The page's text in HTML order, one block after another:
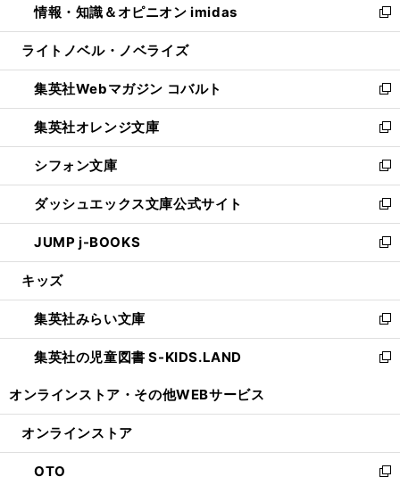
く
で
開
ド
ウ
開
く
ィ
ン
ウ
で
開
く
い
ウ
ン
ド
ウ
で
開
く
情報・知識＆オピニオン imidas
新
し
ウ
ィ
ン
ド
ウ
で
開
く
ライトノベル・ノベライズ
集英社Webマガジン コバルト
新
し
い
ウ
ィ
ン
ド
ウ
で
開
集英社オレンジ文庫
新
し
い
ウ
ィ
ン
ド
ウ
開
く
シフォン文庫
新
し
い
ウ
ィ
ン
ウ
で
開
く
ダッシュエックス文庫公式サイト
新
し
い
ウ
ン
ド
ウ
で
JUMP j-BOOKS
新
し
ウ
ィ
ン
ド
開
キッズ
集英社みらい文庫
新
し
い
ン
ウ
で
集英社の児童図書 S-KIDS.LAND
新
ウ
ン
ド
オンラインストア・ その他WEBサービス
オンラインストア
OTO